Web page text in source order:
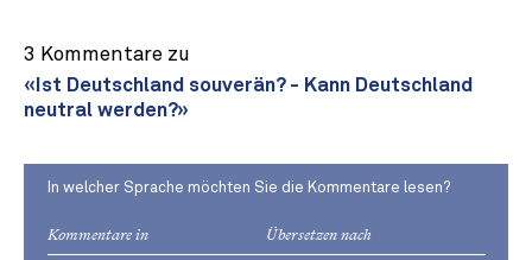
3 Kommentare zu
«Ist Deutschland souverän? - Kann Deutschland
neutral werden?»
In welcher Sprache möchten Sie die Kommentare lesen?
Kommentare in Übersetzen nach